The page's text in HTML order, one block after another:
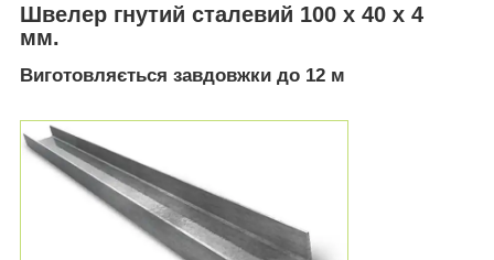
Швелер гнутий сталевий 100 х 40 х 4
мм.
Виготовляється завдовжки до 12 м